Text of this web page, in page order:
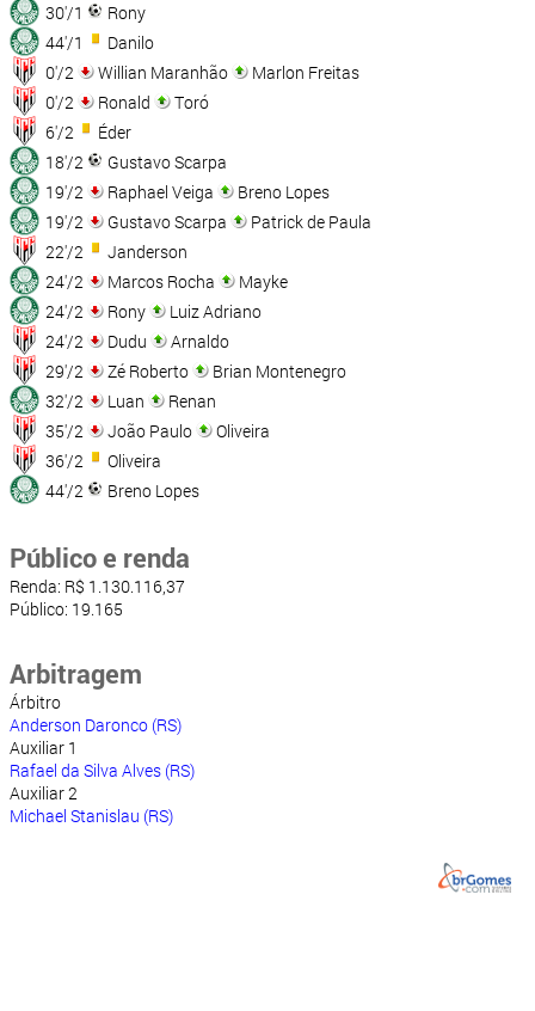
30'/1
Rony
44'/1
Danilo
0'/2
Willian Maranhão
Marlon Freitas
0'/2
Ronald
Toró
6'/2
Éder
18'/2
Gustavo Scarpa
19'/2
Raphael Veiga
Breno Lopes
19'/2
Gustavo Scarpa
Patrick de Paula
22'/2
Janderson
24'/2
Marcos Rocha
Mayke
24'/2
Rony
Luiz Adriano
24'/2
Dudu
Arnaldo
29'/2
Zé Roberto
Brian Montenegro
32'/2
Luan
Renan
35'/2
João Paulo
Oliveira
36'/2
Oliveira
44'/2
Breno Lopes
Público e renda
Renda: R$ 1.130.116,37
Público: 19.165
Arbitragem
Árbitro
Anderson Daronco (RS)
Auxiliar 1
Rafael da Silva Alves (RS)
Auxiliar 2
Michael Stanislau (RS)